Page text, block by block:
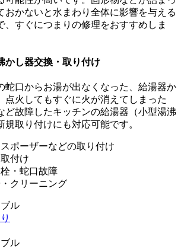
おかないと水まわり全体に影響を与える
、すぐにつまりの修理をおすすめしま
かし器交換・取り付け
蛇口からお湯が出なくなった、給湯器か
点火してもすぐに火が消えてしまった
ど故障したキッチンの給湯器（小型湯沸
取り付けにも対応可能です。
ポーザーなどの取り付け
付け
・蛇口故障
クリーニング
ル
ル